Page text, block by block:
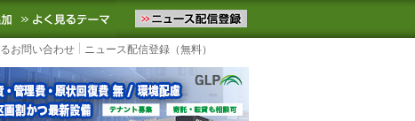
ュースをお届けします。物流ニュースメール配信を登録す
お気に入りに追加 よく見るテーマ
お問い合わせ ニュース配信登録（無料）